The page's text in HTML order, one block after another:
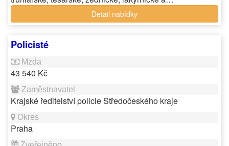
Detail nabídky
Policisté
43 540 Kč
Krajské ředitelství policie Středočeského kraje
Praha